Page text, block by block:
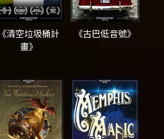
《清空垃圾桶計
畫》
《古巴低音號》